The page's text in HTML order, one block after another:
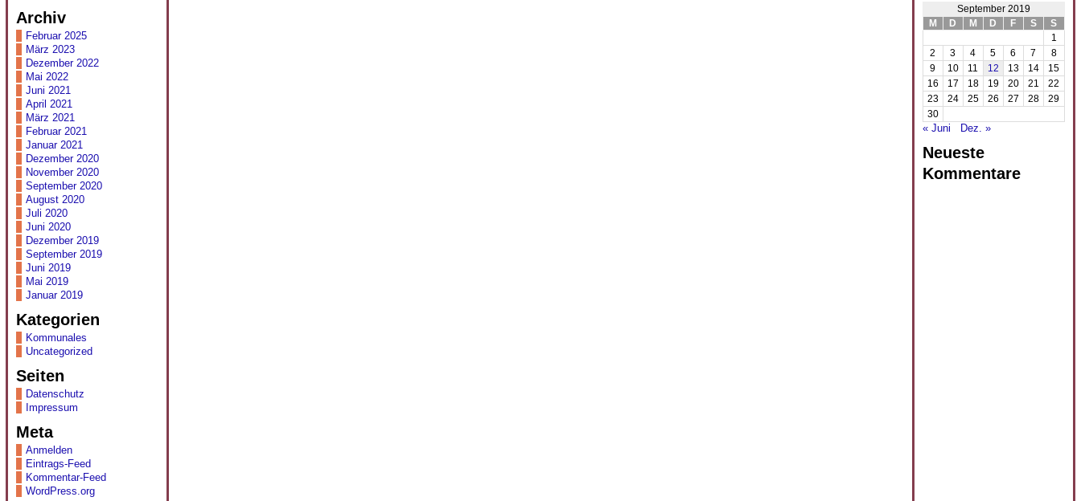
Archiv
Februar 2025
März 2023
Dezember 2022
Mai 2022
Juni 2021
April 2021
März 2021
Februar 2021
Januar 2021
Dezember 2020
November 2020
September 2020
August 2020
Juli 2020
Juni 2020
Dezember 2019
September 2019
Juni 2019
Mai 2019
Januar 2019
Kategorien
Kommunales
Uncategorized
Seiten
Datenschutz
Impressum
Meta
Anmelden
Eintrags-Feed
Kommentar-Feed
WordPress.org
September 2019
M
D M D F S
S
1
2
3 4 5 6 7
8
9
10 11 12 13 14
15
16
17 18 19 20 21
22
23
24 25 26 27 28
29
30
« Juni Dez. »
Neueste
Kommentare